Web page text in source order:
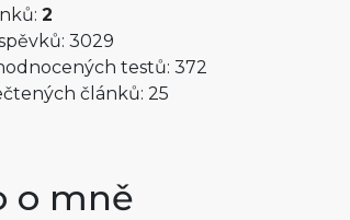
2
3029
testů: 372
článků: 25
o mně